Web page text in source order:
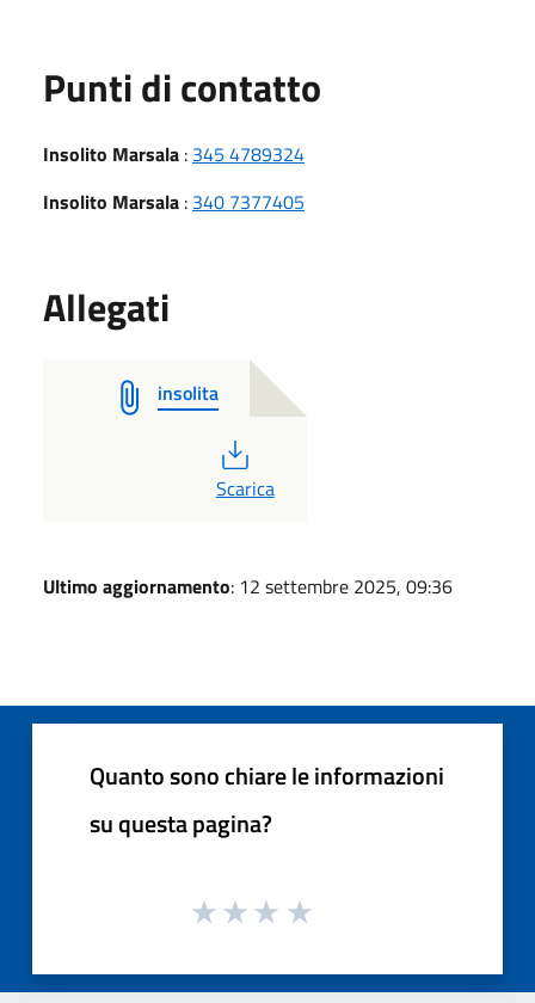
Punti di contatto
Insolito Marsala : 345 4789324
Insolito Marsala : 340 7377405
Allegati
insolita
PDF
Scarica
Ultimo aggiornamento: 12 settembre 2025, 09:36
Quanto sono chiare le informazioni
su questa pagina?